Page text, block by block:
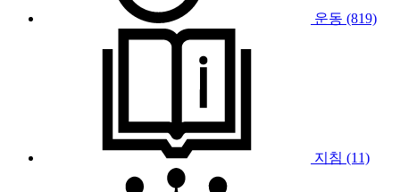
운동 (819)
지침 (11)